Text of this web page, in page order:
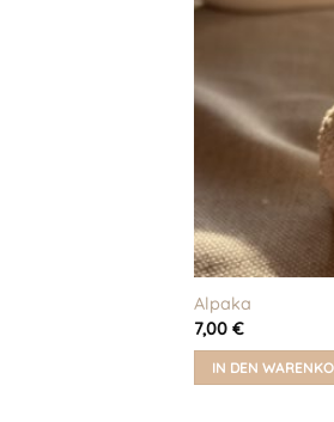
Alpaka
7,00 €
IN DEN